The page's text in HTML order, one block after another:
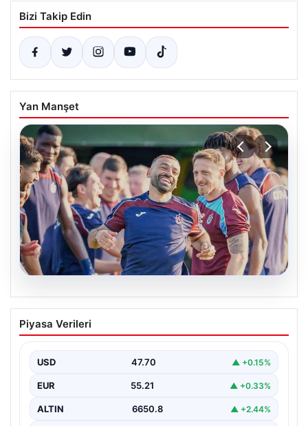
Bizi Takip Edin
Yan Manşet
06.08.2026
Salah, Trabzonspor’da İlk Antrenmanına
Çıkarak Takımına Entegre Oldu
bordo-mavili forma ile ilk resmi antrenmanına katılarak
taraftarların…
Piyasa Verileri
USD 47.70 ▲ +0.15%
EUR 55.21 ▲ +0.33%
ALTIN 6650.8 ▲ +2.44%